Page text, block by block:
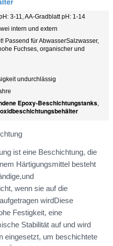
3-11, AA-Gradblatt pH: 1-14
intern und extern
Passend für AbwasserSalzwasser,
Fuchses, organischer und
undurchlässig
Epoxy-Beschichtungstanks,
ist eine Beschichtung, die
Härtigungsmittel besteht
wenn sie auf die
wirdDiese
Festigkeit, eine
Stabilität auf und wird
eingesetzt, um beschichtete